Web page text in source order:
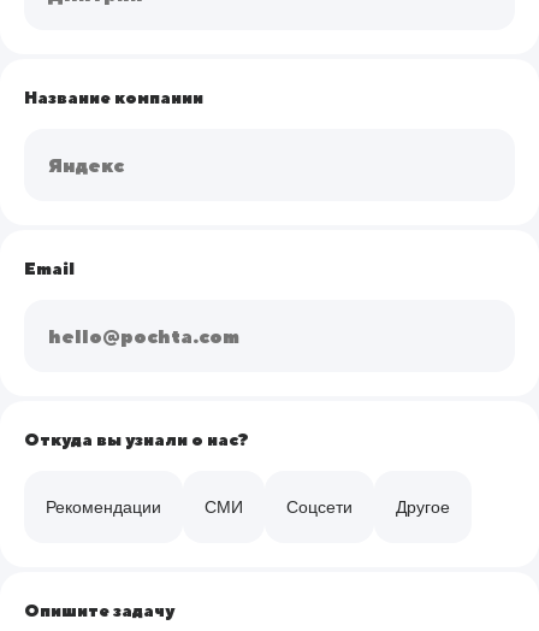
Название компании
Email
Откуда вы узнали о нас?
Рекомендации СМИ Соцсети Другое
Опишите задачу